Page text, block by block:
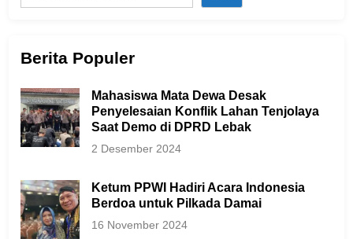
Berita Populer
Mahasiswa Mata Dewa Desak
Penyelesaian Konflik Lahan Tenjolaya
Saat Demo di DPRD Lebak
2 Desember 2024
Ketum PPWI Hadiri Acara Indonesia
Berdoa untuk Pilkada Damai
16 November 2024